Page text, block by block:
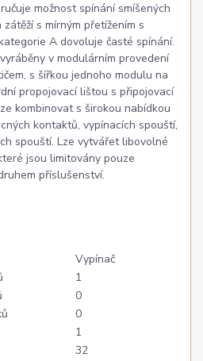
možnost spínání smíšených
s mírným přetížením s
A dovoluje časté spínání.
v modulárním provedení
s šířkou jednoho modulu na
propojovací lištou s připojovací
kombinovat s širokou nabídkou
kontaktů, vypínacích spouští,
spouští. Lze vytvářet libovolné
jsou limitovány pouze
příslušenství.
Vypínač
1
0
0
1
32